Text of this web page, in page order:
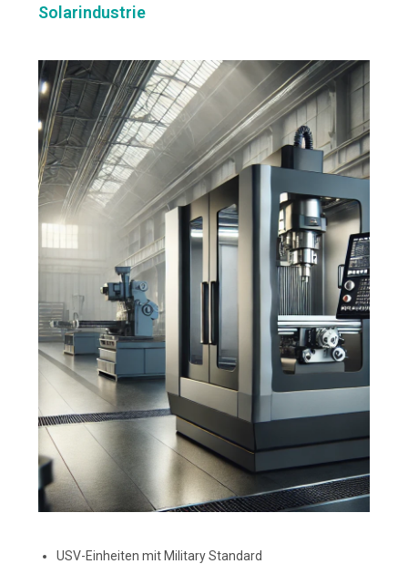
Solarindustrie
USV-Einheiten mit Military Standard